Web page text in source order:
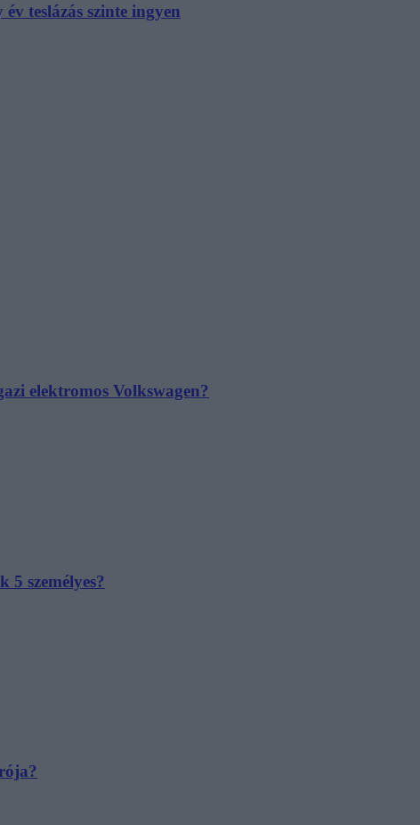
teslázás szinte ingyen
elektromos Volkswagen?
személyes?